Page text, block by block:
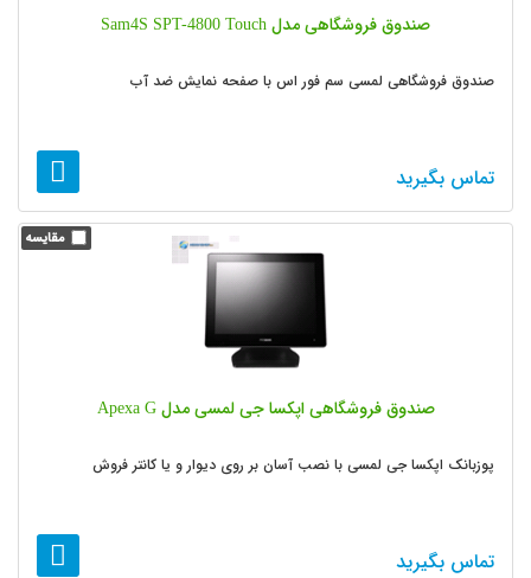
صندوق فروشگاهی مدل Sam4S SPT-4800 Touch
صندوق فروشگاهی لمسی سم فور اس با صفحه نمایش ضد آب
تماس بگیرید
صندوق فروشگاهی اپکسا جی لمسی مدل Apexa G
پوزبانک اپکسا جی لمسی با نصب آسان بر روی دیوار و یا کانتر فروش
تماس بگیرید